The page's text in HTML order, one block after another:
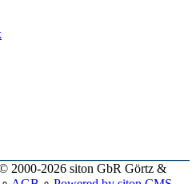
2000-2026 siton GbR Görtz &